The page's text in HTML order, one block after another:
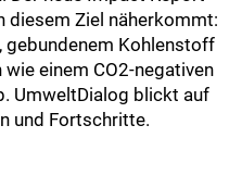
diesem Ziel näherkommt:
gebundenem Kohlenstoff
einem CO2-negativen
UmweltDialog blickt auf
und Fortschritte.